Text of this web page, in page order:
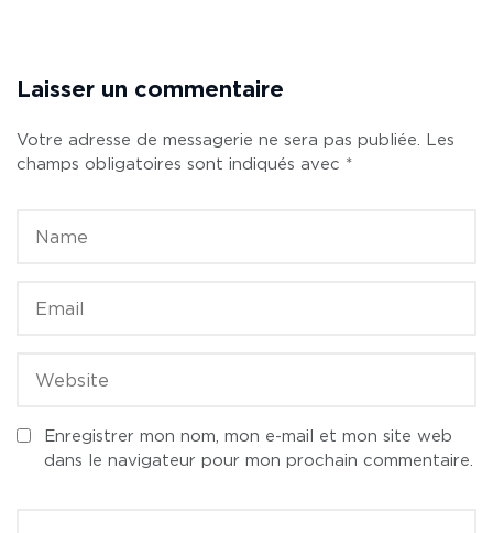
Laisser un commentaire
Votre adresse de messagerie ne sera pas publiée. Les
champs obligatoires sont indiqués avec *
Enregistrer mon nom, mon e-mail et mon site web
dans le navigateur pour mon prochain commentaire.